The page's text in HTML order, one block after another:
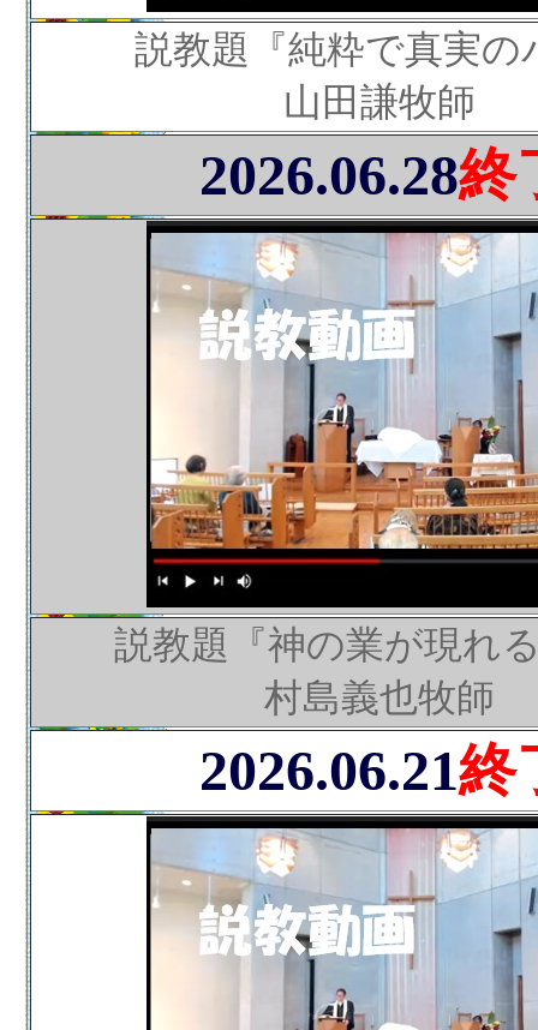
説教題『純粋で真実の
山田謙牧師
2026.06.28終
説教題『神の業が現れ
村島義也牧師
2026.06.21終